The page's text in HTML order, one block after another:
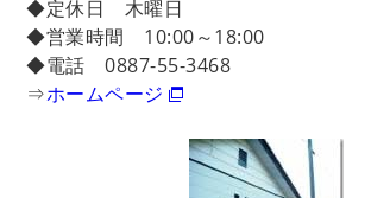
◆定休日 木曜日
◆営業時間 10:00～18:00
◆電話 0887-55-3468
⇒ホームページ